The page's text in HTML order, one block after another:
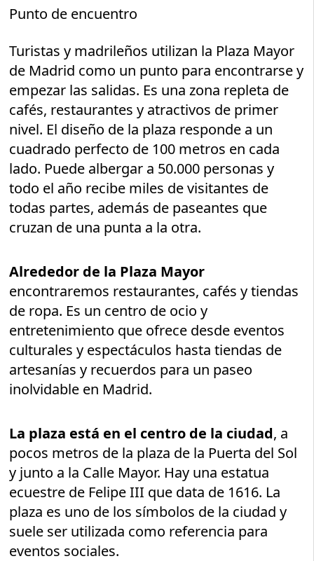
Punto de encuentro
Turistas y madrileños utilizan la Plaza Mayor
de Madrid como un punto para encontrarse y
empezar las salidas. Es una zona repleta de
cafés, restaurantes y atractivos de primer
nivel. El diseño de la plaza responde a un
cuadrado perfecto de 100 metros en cada
lado. Puede albergar a 50.000 personas y
todo el año recibe miles de visitantes de
todas partes, además de paseantes que
cruzan de una punta a la otra.
Alrededor de la Plaza Mayor
encontraremos restaurantes, cafés y tiendas
de ropa. Es un centro de ocio y
entretenimiento que ofrece desde eventos
culturales y espectáculos hasta tiendas de
artesanías y recuerdos para un paseo
inolvidable en Madrid.
La plaza está en el centro de la ciudad, a
pocos metros de la plaza de la Puerta del Sol
y junto a la Calle Mayor. Hay una estatua
ecuestre de Felipe III que data de 1616. La
plaza es uno de los símbolos de la ciudad y
suele ser utilizada como referencia para
eventos sociales.